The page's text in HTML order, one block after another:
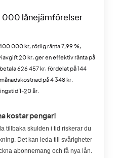
000 lånejämförelser
000 kr, rörlig ränta 7,99 %,
20 kr, ger en effektiv ränta på
626 457 kr, fördelat på 144
på 4 348 kr.
1-20 år.
kostar pengar!
tillbaka skulden i tid riskerar du
Det kan leda till svårigheter
abonnemang och få nya lån.